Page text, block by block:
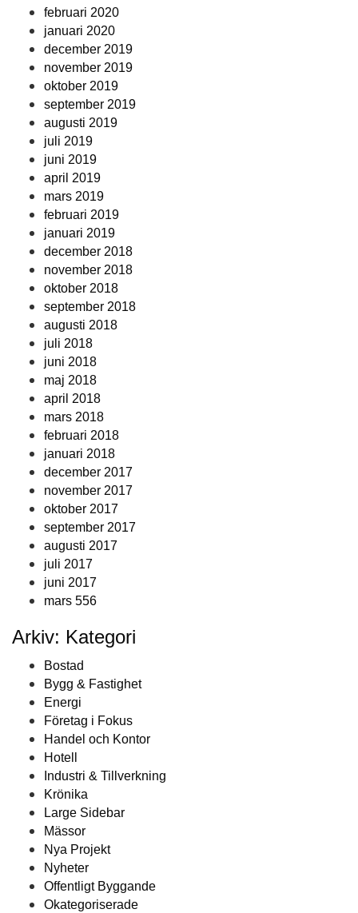
februari 2020
januari 2020
december 2019
november 2019
oktober 2019
september 2019
augusti 2019
juli 2019
juni 2019
april 2019
mars 2019
februari 2019
januari 2019
december 2018
november 2018
oktober 2018
september 2018
augusti 2018
juli 2018
juni 2018
maj 2018
april 2018
mars 2018
februari 2018
januari 2018
december 2017
november 2017
oktober 2017
september 2017
augusti 2017
juli 2017
juni 2017
mars 556
Arkiv: Kategori
Bostad
Bygg & Fastighet
Energi
Företag i Fokus
Handel och Kontor
Hotell
Industri & Tillverkning
Krönika
Large Sidebar
Mässor
Nya Projekt
Nyheter
Offentligt Byggande
Okategoriserade